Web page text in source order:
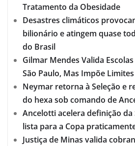
Tratamento da Obesidade
Desastres climáticos
bilionário e atingem quase
do Brasil
Gilmar Mendes Valida
São Paulo, Mas Impõe
Neymar retorna à Seleção e
do hexa sob comando de
Ancelotti acelera definição da
lista para a Copa
Justiça de Minas valida